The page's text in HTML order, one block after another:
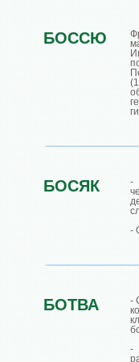
БОССЮ
БОСЯК
-
-
БОТВА
-
-